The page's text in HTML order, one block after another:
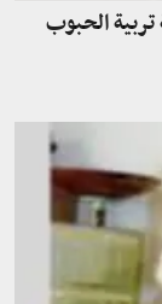
الحبوب